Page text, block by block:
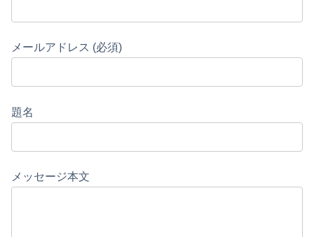
メールアドレス (必須)
題名
メッセージ本文